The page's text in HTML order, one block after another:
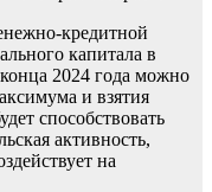
кредитной
капитала в
2024 года можно
и взятия
способствовать
активность,
на